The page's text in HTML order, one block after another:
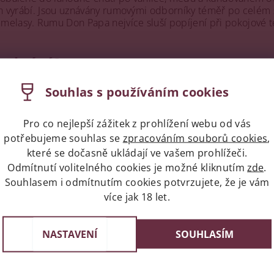
Jsou uznávány rumovými odborníky téměř po
Rumu Don Papa nejvíce sluší popíjení při
ukrývá?
alkoholu 40%, jehož etiketa působí až legračně.
významu a vážnosti. U nás na e-shopu je k dostání i v
Další obdobou jsou limitované edice s výrazně
třebaDon Papa 10 YOv tubě, Don Papa Massakara France
Sherry Cask 45%aDon Papa Rare Cask 50,5%, které jsou
příspěvek k této položce.
Souhlas s používáním cookies
Pro co nejlepší zážitek z prohlížení webu od vás
potřebujeme souhlas se zpracováním souborů cookies,
které se dočasně ukládají ve vašem prohlížeči.
Odmítnutí volitelného cookies je možné kliknutím zde.
Souhlasem i odmítnutím cookies potvrzujete, že je vám
více jak 18 let.
NASTAVENÍ SOUHLASÍM